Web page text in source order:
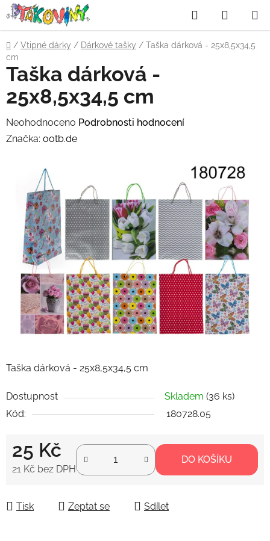
Přejít
na
obsah
Hledat
KOŠÍK
Domů
/ Vtipné dárky / Dárkové tašky / Taška dárková - 25x8,5x34,5
cm
Taška dárková - 25x8,5x34,5 cm
Dostupnost Skladem (36 ks)
Kód:
180728.05
25 Kč
21 Kč bez DPH
DO KOŠÍKU
Tisk Zeptat se Sdílet
Taška dárková -
25x8,5x34,5 cm
Průměrné
hodnocení
hvězdiček.
Neohodnoceno Podrobnosti hodnocení
Značka: ootb.de